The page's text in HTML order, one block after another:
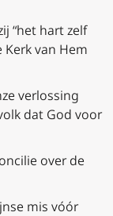
“het hart zelf
van Hem
verlossing
dat God voor
over de
mis vóór